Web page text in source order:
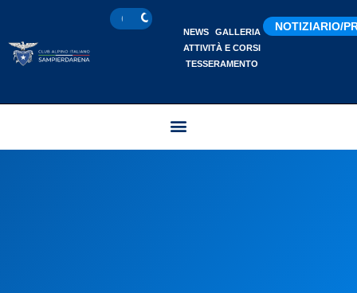
NEWS
GALLERIA
ATTIVITÀ E CORSI
TESSERAMENTO
NOTIZIARIO/